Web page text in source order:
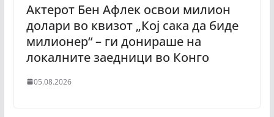
Актерот Бен Афлек освои милион
долари во квизот „Кој сака да биде
милионер“ – ги донираше на
локалните заедници во Конго
05.08.2026